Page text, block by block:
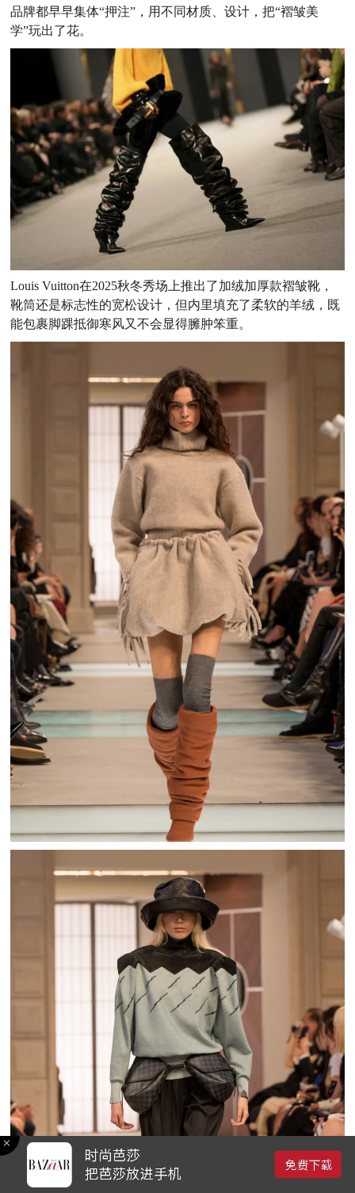
品牌都早早集体“押注”，用不同材质、设计，把“褶皱美
学”玩出了花。
Louis Vuitton在2025秋冬秀场上推出了加绒加厚款褶皱靴，
靴筒还是标志性的宽松设计，但内里填充了柔软的羊绒，既
能包裹脚踝抵御寒风又不会显得臃肿笨重。